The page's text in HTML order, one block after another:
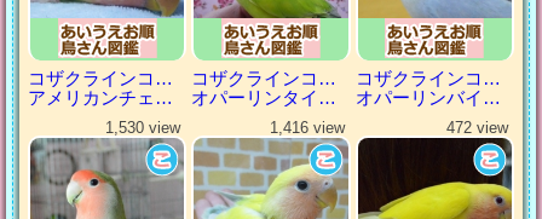
コザクラインコ（小桜インコ）
アメリカンチェリー
コザクラインコ（小桜インコ）
オパーリンタイガー
コザクラインコ（小桜インコ）
オパーリンバイオレット
1,530 view 1,416 view 472 view